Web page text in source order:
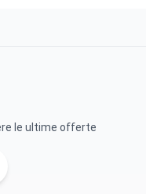
le ultime offerte